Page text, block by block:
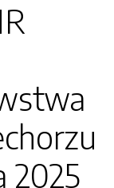
2025